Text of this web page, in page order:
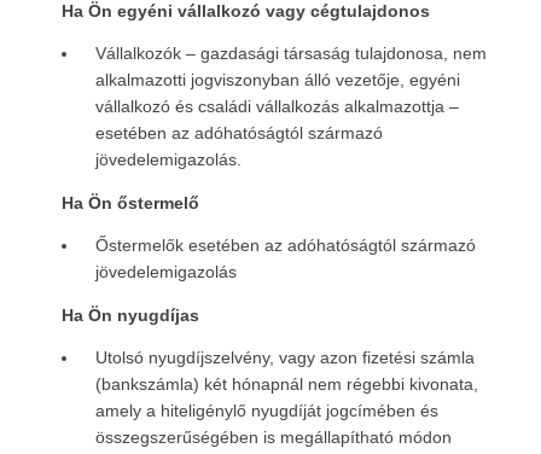
Ha Ön egyéni vállalkozó vagy cégtulajdonos
Vállalkozók – gazdasági társaság tulajdonosa, nem
alkalmazotti jogviszonyban álló vezetője, egyéni
vállalkozó és családi vállalkozás alkalmazottja –
esetében az adóhatóságtól származó
jövedelemigazolás.
Ha Ön őstermelő
Őstermelők esetében az adóhatóságtól származó
jövedelemigazolás
Ha Ön nyugdíjas
Utolsó nyugdíjszelvény, vagy azon fizetési számla
(bankszámla) két hónapnál nem régebbi kivonata,
amely a hiteligénylő nyugdíját jogcímében és
összegszerűségében is megállapítható módon